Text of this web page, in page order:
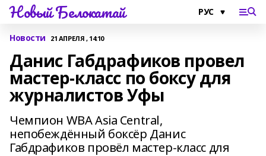
Новый Белокатай
Новости 21 АПРЕЛЯ , 14:10
Данис Габдрафиков провел
мастер-класс по боксу для
журналистов Уфы
Чемпион WBA Asia Central,
непобеждённый боксёр Данис
Габдрафиков провёл мастер-класс для